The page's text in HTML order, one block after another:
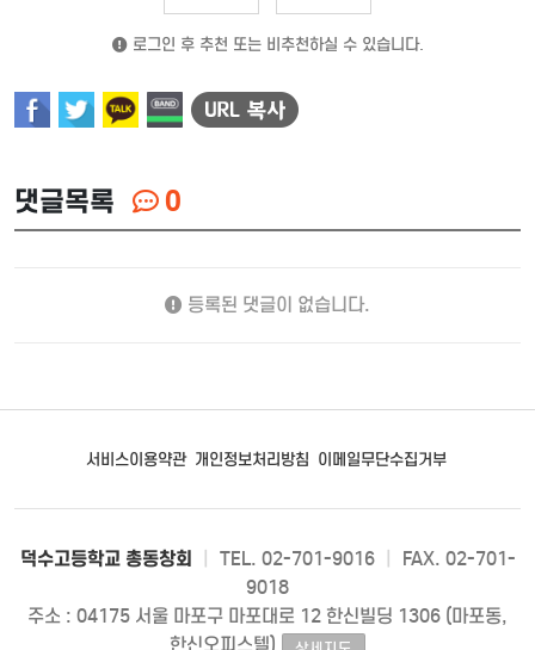
로그인 후 추천 또는 비추천하실 수 있습니다.
댓글목록 0
등록된 댓글이 없습니다.
서비스이용약관 개인정보처리방침 이메일무단수집거부
덕수고등학교 총동창회 TEL. 02-701-9016
FAX. 02-701-
9018
주소 : 04175 서울 마포구 마포대로 12 한신빌딩 1306 (마포동,
한신오피스텔)